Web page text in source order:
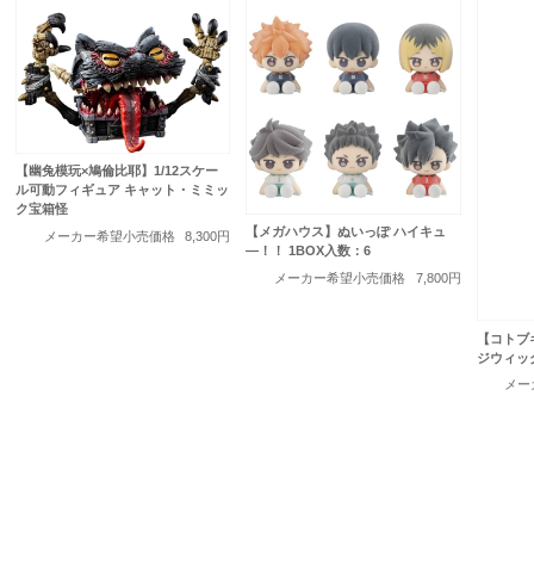
【幽兔模玩×鳩倫比耶】1/12スケー
ル可動フィギュア キャット・ミミッ
ク宝箱怪
メーカー希望小売価格
8,300円
【メガハウス】ぬいっぽ ハイキュ
―！！ 1BOX入数：6
メーカー希望小売価格
7,800円
【コト
ジウィッ
メ